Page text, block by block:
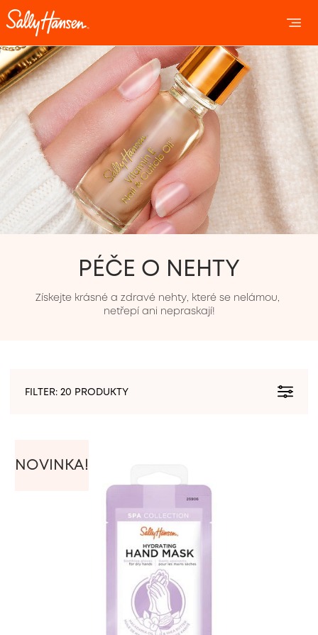
OPEN
PÉČE O NEHTY
Získejte krásné a zdravé nehty, které se nelámou,
netřepí ani nepraskají!
FILTER: 20 PRODUKTY
NOVINKA!